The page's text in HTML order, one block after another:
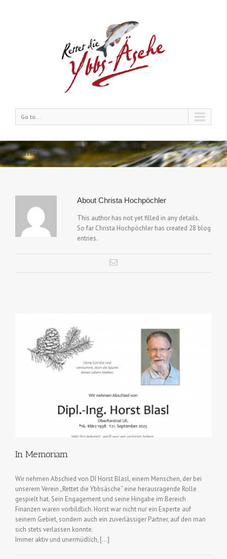
Go to...
christa
About Christa Hochpöchler
This author has not yet filled in any details.
So far Christa Hochpöchler has created 28 blog
entries.
In Memoriam
Wir nehmen Abschied von DI Horst Blasl, einem Menschen, der bei
unserem Verein „Rettet die Ybbsäsche“ eine herausragende Rolle
gespielt hat. Sein Engagement und seine Hingabe im Bereich
Finanzen waren vorbildlich. Horst war nicht nur ein Experte auf
seinem Gebiet, sondern auch ein zuverlässiger Partner, auf den man
sich stets verlassen konnte.
Immer aktiv und unermüdlich, […]